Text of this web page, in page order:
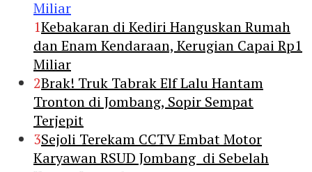
1Kebakaran di Kediri Hanguskan Rumah
dan Enam Kendaraan, Kerugian Capai Rp1
Miliar
2Brak! Truk Tabrak Elf Lalu Hantam
Tronton di Jombang, Sopir Sempat
Terjepit
3Sejoli Terekam CCTV Embat Motor
Karyawan RSUD Jombang di Sebelah